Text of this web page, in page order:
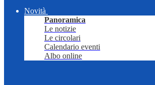
Novità
Panoramica
Le notizie
Le circolari
Calendario eventi
Albo online